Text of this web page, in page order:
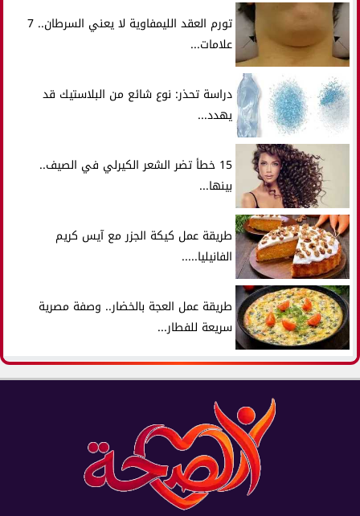
تورم العقد الليمفاوية لا يعني السرطان.. 7
علامات...
دراسة تحذر: نوع شائع من البلاستيك قد
يهدد...
15 خطأ تضر الشعر الكيرلي في الصيف..
بينها...
طريقة عمل كيكة الجزر مع آيس كريم
الفانيليا.....
طريقة عمل العجة بالخضار.. وصفة مصرية
سريعة للفطار...